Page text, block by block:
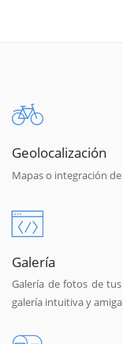
Geolocalización
Mapas o integración
Galería
Galería de fotos de
galería intuitiva y